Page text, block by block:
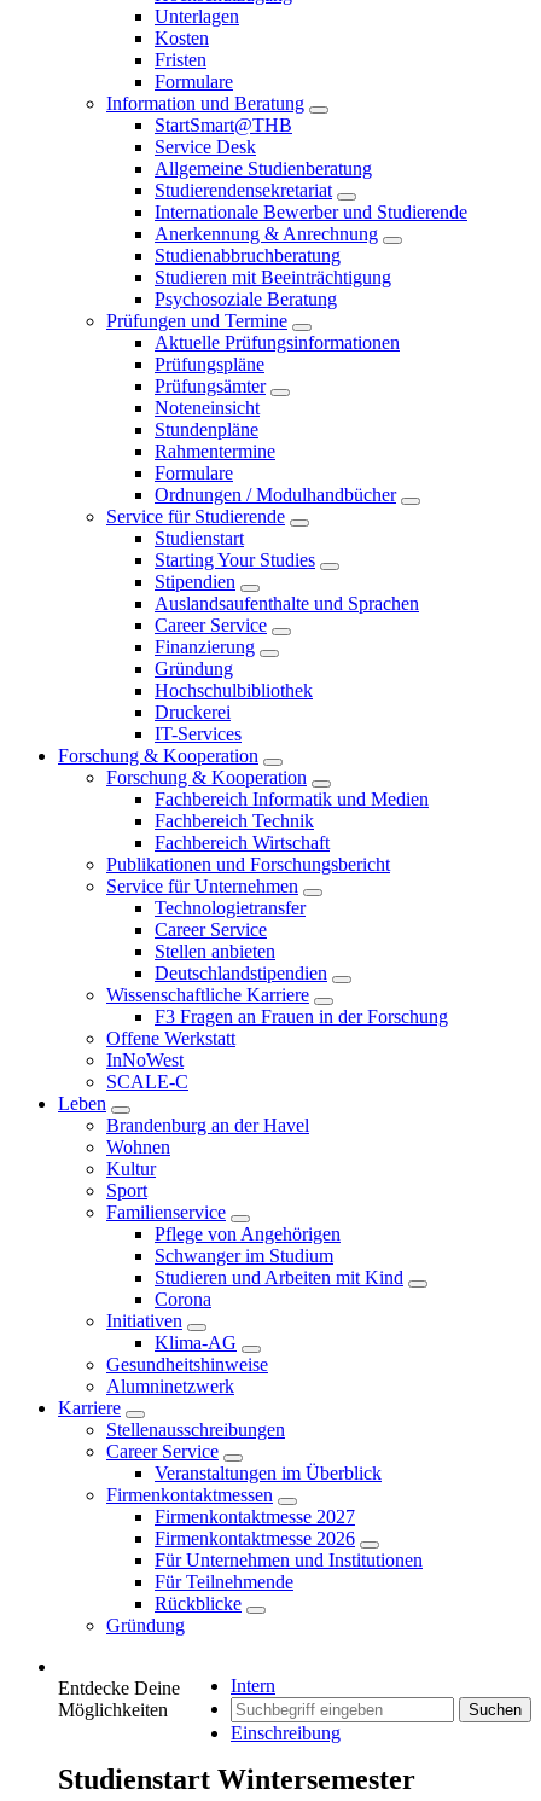
Unterlagen
Kosten
Fristen
Formulare
Information und Beratung
StartSmart@THB
Service Desk
Allgemeine Studienberatung
Studierendensekretariat
Internationale Bewerber und Studierende
Anerkennung & Anrechnung
Studienabbruchberatung
Studieren mit Beeinträchtigung
Psychosoziale Beratung
Prüfungen und Termine
Aktuelle Prüfungsinformationen
Prüfungspläne
Prüfungsämter
Noteneinsicht
Stundenpläne
Rahmentermine
Formulare
Ordnungen / Modulhandbücher
Service für Studierende
Studienstart
Starting Your Studies
Stipendien
Auslandsaufenthalte und Sprachen
Career Service
Finanzierung
Gründung
Hochschulbibliothek
Druckerei
IT-Services
Forschung & Kooperation
Forschung & Kooperation
Fachbereich Informatik und Medien
Fachbereich Technik
Fachbereich Wirtschaft
Publikationen und Forschungsbericht
Service für Unternehmen
Technologietransfer
Career Service
Stellen anbieten
Deutschlandstipendien
Wissenschaftliche Karriere
F3 Fragen an Frauen in der Forschung
Offene Werkstatt
InNoWest
SCALE-C
Leben
Brandenburg an der Havel
Wohnen
Kultur
Sport
Familienservice
Pflege von Angehörigen
Schwanger im Studium
Studieren und Arbeiten mit Kind
Corona
Initiativen
Klima-AG
Gesundheitshinweise
Alumninetzwerk
Karriere
Stellenausschreibungen
Career Service
Veranstaltungen im Überblick
Firmenkontaktmessen
Firmenkontaktmesse 2027
Firmenkontaktmesse 2026
Für Unternehmen und Institutionen
Für Teilnehmende
Rückblicke
Gründung
Intern
Suchen
Einschreibung
Entdecke Deine
Möglichkeiten
Studienstart Wintersemester